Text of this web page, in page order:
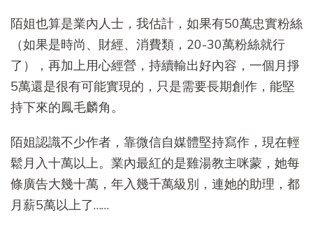
陌姐也算是業內人士，我估計，如果有50萬忠實粉絲
（如果是時尚、財經、消費類，20-30萬粉絲就行
了），再加上用心經營，持續輸出好內容，一個月掙
5萬還是很有可能實現的，只是需要長期創作，能堅
持下來的鳳毛麟角。
陌姐認識不少作者，靠微信自媒體堅持寫作，現在輕
鬆月入十萬以上。業內最紅的是雞湯教主咪蒙，她每
條廣告大幾十萬，年入幾千萬級別，連她的助理，都
月薪5萬以上了……